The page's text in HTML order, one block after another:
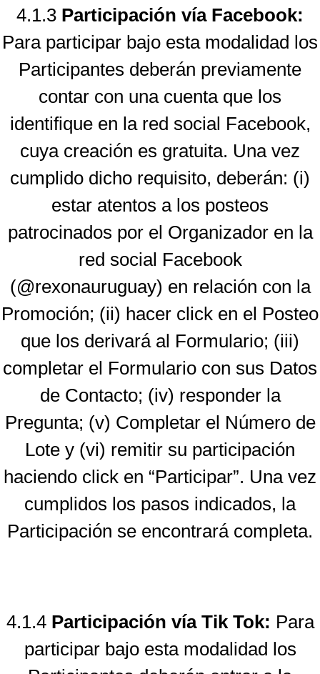
4.1.3 Participación vía Facebook:
Para participar bajo esta modalidad los
Participantes deberán previamente
contar con una cuenta que los
identifique en la red social Facebook,
cuya creación es gratuita. Una vez
cumplido dicho requisito, deberán: (i)
estar atentos a los posteos
patrocinados por el Organizador en la
red social Facebook
(@rexonauruguay) en relación con la
Promoción; (ii) hacer click en el Posteo
que los derivará al Formulario; (iii)
completar el Formulario con sus Datos
de Contacto; (iv) responder la
Pregunta; (v) Completar el Número de
Lote y (vi) remitir su participación
haciendo click en “Participar”. Una vez
cumplidos los pasos indicados, la
Participación se encontrará completa.
4.1.4 Participación vía Tik Tok: Para
participar bajo esta modalidad los